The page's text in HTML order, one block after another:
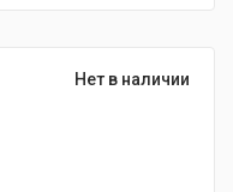
Нет в наличии